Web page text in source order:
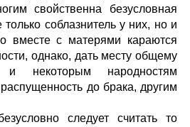
свойственна безусловная
соблазнитель у них, но и
вместе с матерями караются
однако, дать месту общему
некоторым народностям
до брака, другим
следует считать то